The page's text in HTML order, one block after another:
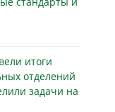
итоги
отделений
задачи на